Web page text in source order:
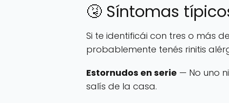
🤧 Síntomas
Si te identificái con tres o más
probablemente tenés rinitis
Estornudos en serie — No uno
salís de la casa.